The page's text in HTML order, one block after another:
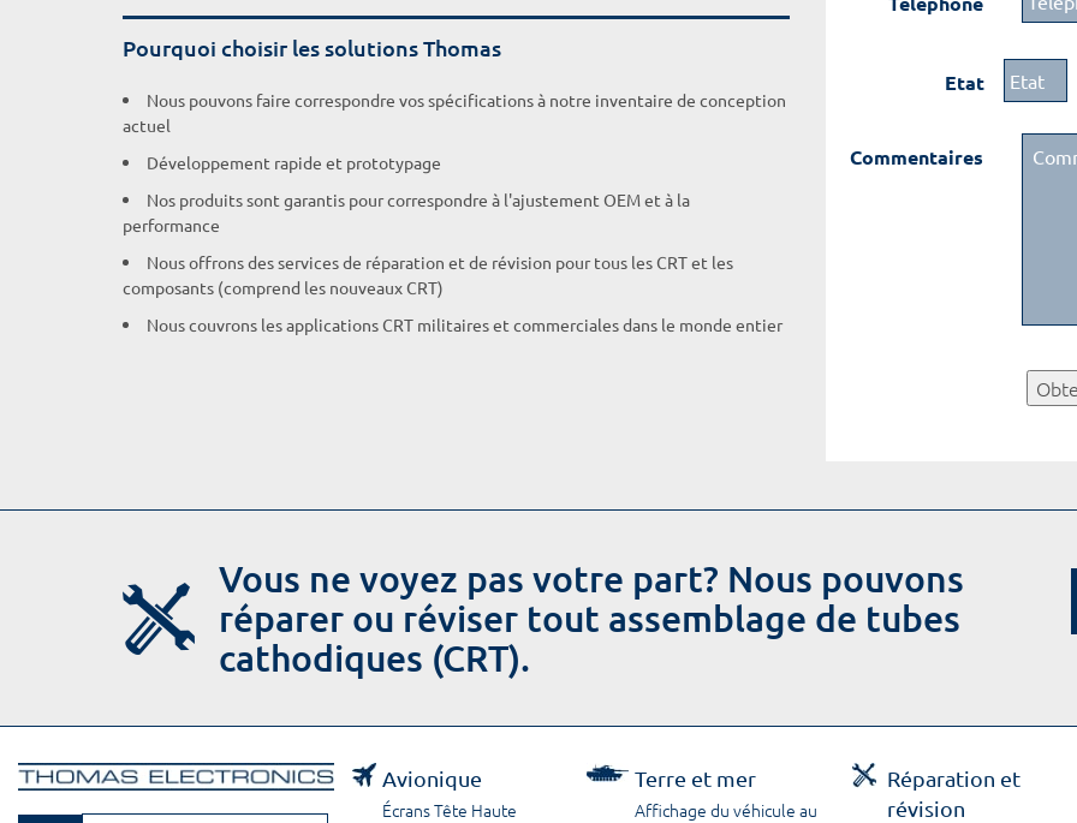
Pourquoi choisir les solutions Thomas
Nous pouvons faire correspondre vos spécifications à notre inventaire de conception
actuel
Développement rapide et prototypage
Nos produits sont garantis pour correspondre à l'ajustement OEM et à la
performance
Nous offrons des services de réparation et de révision pour tous les CRT et les
composants (comprend les nouveaux CRT)
Nous couvrons les applications CRT militaires et commerciales dans le monde entier
Etat
Commentaires
Vous ne voyez pas votre part? Nous pouvons
réparer ou réviser tout assemblage de tubes
cathodiques (CRT).
Avionique
Écrans Tête Haute
Terre et mer
Affichage du véhicule au
Réparation et
révision